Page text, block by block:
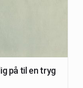
på til en tryg